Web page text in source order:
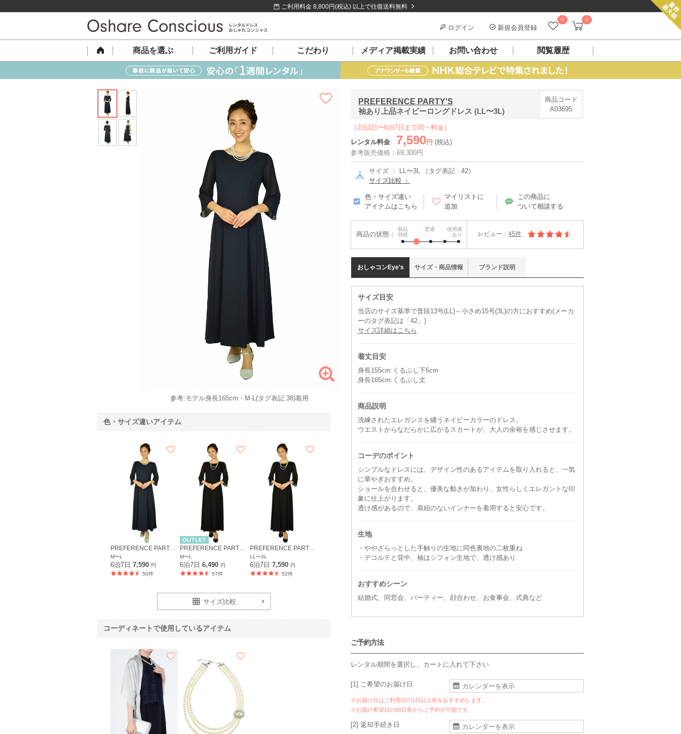
ご利用料金 8,800円(税込) 以上で往復送料無料
0 0
ログイン 新規会員登録
商品を選ぶ ご利用ガイド こだわり メディア掲載実績 お問い合わせ 閲覧履歴
PREFERENCE PARTY'S
袖あり上品ネイビーロングドレス (LL〜3L)
商品コード
A03695
［2泊3日〜6泊7日まで同一料金］
レンタル料金
7,590 円 (税込)
参考販売価格：69,300円
サイズ ： LL〜3L （タグ表記 : 42）
サイズ比較
色・サイズ違い
アイテムはこちら
マイリストに
追加
この商品に
ついて相談する
商品の状態：
新品
同様
普通
使用感
あり
レビュー： 45件
おしゃコンEye's
サイズ目安
当店のサイズ基準で普段13号(LL)～小さめ15号(3L)の方におすすめ(メーカ
ーのタグ表記は「42」)
サイズ詳細はこちら
着丈目安
身長155cm:くるぶし下6cm
身長165cm:くるぶし丈
商品説明
洗練されたエレガンスを纏うネイビーカラーのドレス。
ウエストからなだらかに広がるスカートが、大人の余裕を感じさせます。
コーデのポイント
シンプルなドレスには、デザイン性のあるアイテムを取り入れると、一気
に華やぎおすすめ。
ショールを合わせると、優美な動きが加わり、女性らしくエレガントな印
象に仕上がります。
透け感があるので、肩紐のないインナーを着用すると安心です。
生地
・ややざらっとした手触りの生地に同色裏地の二枚重ね
・デコルテと背中、袖はシフォン生地で、透け感あり
おすすめシーン
結婚式、同窓会、パーティー、顔合わせ、お食事会、式典など
サイズ・ 商品情報 ブランド説明
ご予約方法
レンタル期間を選択し、カートに入れて下さい
[1] ご希望のお届け日
※お届け日はご利用日の1日以上前をおすすめします。
※お届け希望日の80日前からご予約が可能です。
[2] 返却手続き日
参考:モデル身長165cm・M-L(タグ表記:38)着用
色・サイズ違いアイテム
PREFERENCE PARTY'S
M〜L
6泊7日 7,590 円
50件
PREFERENCE PARTY'S
M〜L
6泊7日6,490 円
57件
PREFERENCE PARTY'S
LL〜3L
6泊7日 7,590 円
52件
サイズ比較
コーディネートで使用しているアイテム